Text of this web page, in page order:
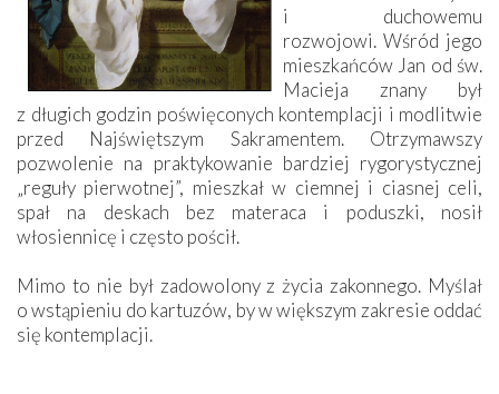
i duchowemu
rozwojowi. Wśród jego
mieszkańców Jan od św.
Macieja znany był
z długich godzin poświęconych kontemplacji i modlitwie
przed Najświętszym Sakramentem. Otrzymawszy
pozwolenie na praktykowanie bardziej rygorystycznej
„reguły pierwotnej”, mieszkał w ciemnej i ciasnej celi,
spał na deskach bez materaca i poduszki, nosił
włosiennicę i często pościł.
Mimo to nie był zadowolony z życia zakonnego. Myślał
o wstąpieniu do kartuzów, by w większym zakresie oddać
się kontemplacji.